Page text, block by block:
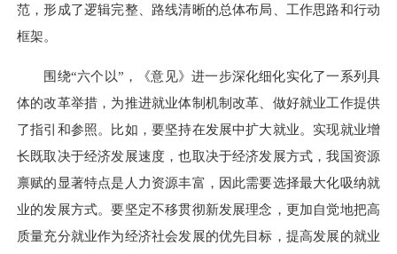
范，形成了逻辑完整、路线清晰的总体布局、工作思路和行动
框架。
围绕“六个以”，《意见》进一步深化细化实化了一系列具
体的改革举措，为推进就业体制机制改革、做好就业工作提供
了指引和参照。比如，要坚持在发展中扩大就业。实现就业增
长既取决于经济发展速度，也取决于经济发展方式，我国资源
禀赋的显著特点是人力资源丰富，因此需要选择最大化吸纳就
业的发展方式。要坚定不移贯彻新发展理念，更加自觉地把高
质量充分就业作为经济社会发展的优先目标，提高发展的就业